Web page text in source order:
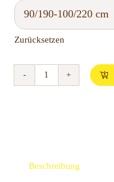
Zurücksetzen
Alto
Beschreibung